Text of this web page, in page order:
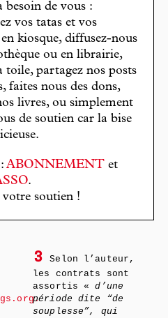
de vous :
vos tatas et vos
kiosque, diffusez-nous
ou en librairie,
partagez nos posts
faites nous des dons,
livres, ou simplement
de soutien car la bise
ABONNEMENT et
.
soutien !
3
Selon l’auteur,
les contrats sont
assortis «d’une
période dite “de
souplesse”, qui